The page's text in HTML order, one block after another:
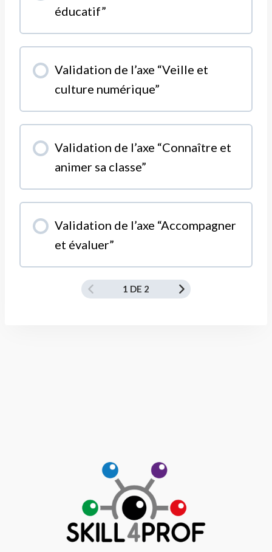
éducatif”
MODULE PROGRESSION
0% COMPLÉTÉ 0/0 Etapes
Validation de l’axe “Veille et
culture numérique”
MODULE PROGRESSION
0% COMPLÉTÉ 0/0 Etapes
Validation de l’axe “Connaître et
animer sa classe”
MODULE PROGRESSION
0% COMPLÉTÉ 0/0 Etapes
Validation de l’axe “Accompagner
et évaluer”
MODULE PROGRESSION
1 DE 2